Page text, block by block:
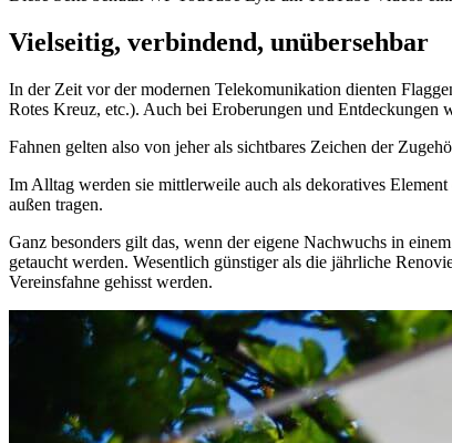
Vielseitig, verbindend, unübersehbar
In der Zeit vor der modernen Telekomunikation dienten
Rotes Kreuz, etc.). Auch bei Eroberungen und Entdeckungen
Fahnen gelten also von jeher als sichtbares Zeichen der
Im Alltag werden sie mittlerweile auch als dekoratives
außen tragen.
Ganz besonders gilt das, wenn der eigene Nachwuchs in
getaucht werden. Wesentlich günstiger als die jährliche
Vereinsfahne gehisst werden.